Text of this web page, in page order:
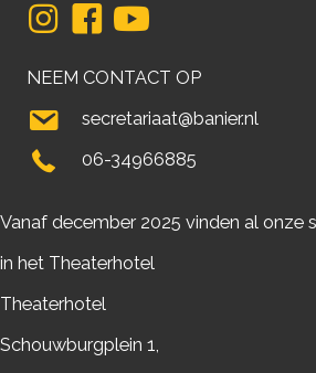
NEEM CONTACT OP
secretariaat@banier.nl
06-34966885
Vanaf december 2025 vinden al onze
in het Theaterhotel
Theaterhotel
Schouwburgplein 1,